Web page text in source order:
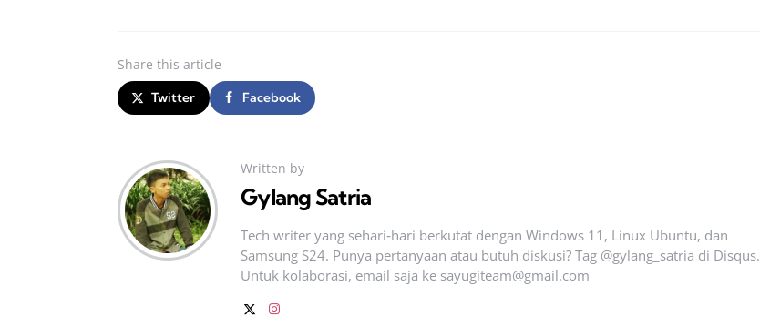
Share this article
Twitter Facebook
Written by
Gylang Satria
Tech writer yang sehari‑hari berkutat dengan Windows 11, Linux Ubuntu, dan
Samsung S24. Punya pertanyaan atau butuh diskusi? Tag @gylang_satria di Disqus.
Untuk kolaborasi, email saja ke sayugiteam@gmail.com